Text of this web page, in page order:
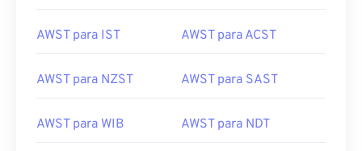
AWST para IST AWST para ACST
AWST para NZST AWST para SAST
AWST para WIB AWST para NDT